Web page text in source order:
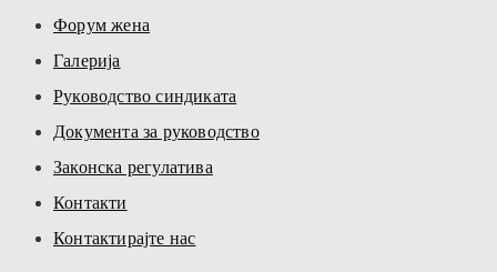
Форум жена
Галерија
Руководство синдиката
Документа за руководство
Законска регулатива
Контакти
Контактирајте нас